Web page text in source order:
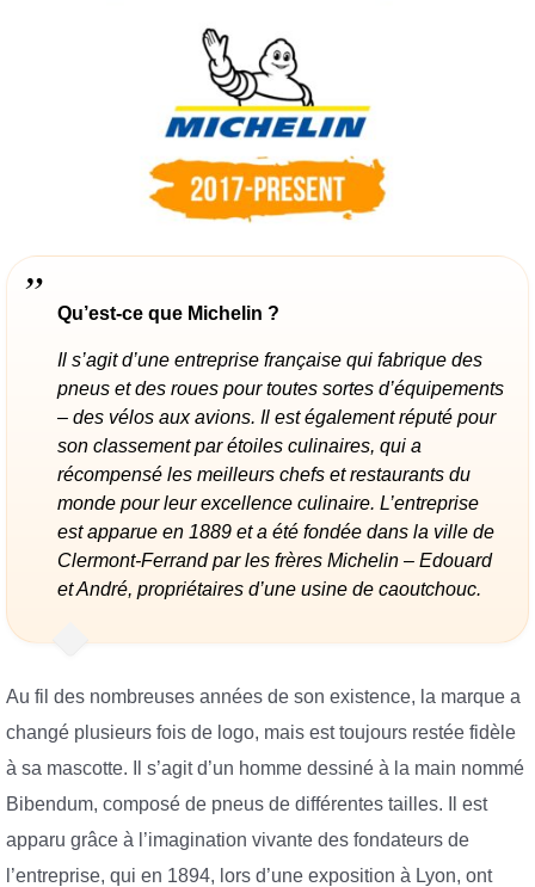
Qu’est-ce que Michelin ?
Il s’agit d’une entreprise française qui fabrique des
pneus et des roues pour toutes sortes d’équipements
– des vélos aux avions. Il est également réputé pour
son classement par étoiles culinaires, qui a
récompensé les meilleurs chefs et restaurants du
monde pour leur excellence culinaire. L’entreprise
est apparue en 1889 et a été fondée dans la ville de
Clermont-Ferrand par les frères Michelin – Edouard
et André, propriétaires d’une usine de caoutchouc.
Au fil des nombreuses années de son existence, la marque a
changé plusieurs fois de logo, mais est toujours restée fidèle
à sa mascotte. Il s’agit d’un homme dessiné à la main nommé
Bibendum, composé de pneus de différentes tailles. Il est
apparu grâce à l’imagination vivante des fondateurs de
l’entreprise, qui en 1894, lors d’une exposition à Lyon, ont